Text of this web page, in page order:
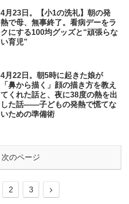
4月23日。【小1の洗礼】朝の発
熱で母、無事終了。看病デーをラ
クにする100均グッズと“頑張らな
い育児”
4月22日。朝5時に起きた娘が
「鼻から描く」顔の描き方を教え
てくれた話と、夜に38度の熱を出
した話——子どもの発熱で慌てな
いための準備術
次のページ
2 3
次